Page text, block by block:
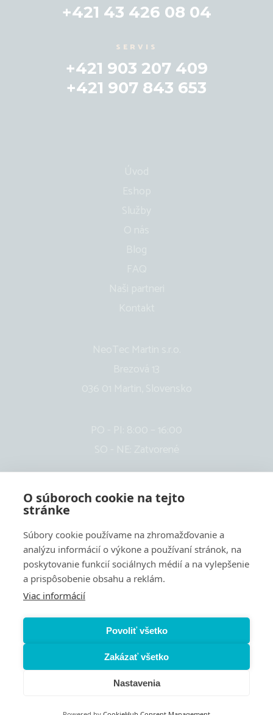
O súboroch cookie na tejto
stránke
Súbory cookie používame na zhromažďovanie a
analýzu informácií o výkone a používaní stránok, na
poskytovanie funkcií sociálnych médií a na vylepšenie
a prispôsobenie obsahu a reklám.
Viac informácií
Povoliť všetko
Zakázať všetko
Nastavenia
+421 43 426 08 04
SERVIS
+421 903 207 409
+421 907 843 653
Nastavenie cookies
Používanie súborov cookie
Súhlas so spracovaním osobných údajov
Politika kvality